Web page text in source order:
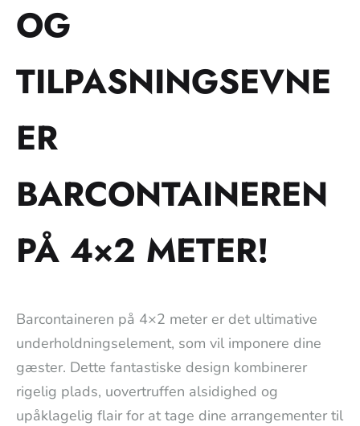
OG
TILPASNINGSEVNE
ER
BARCONTAINEREN
PÅ 4×2 METER!
Barcontaineren på 4×2 meter er det ultimative
underholdningselement, som vil imponere dine
gæster. Dette fantastiske design kombinerer
rigelig plads, uovertruffen alsidighed og
upåklagelig flair for at tage dine arrangementer til